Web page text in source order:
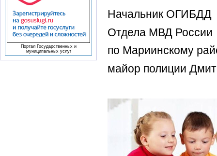
Портал Государственных и
муниципальных услуг
Начальник ОГИБДД
Отдела МВД России
по Мариинскому
майор полиции